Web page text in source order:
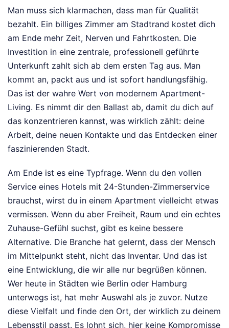
Man muss sich klarmachen, dass man für Qualität
bezahlt. Ein billiges Zimmer am Stadtrand kostet dich
am Ende mehr Zeit, Nerven und Fahrtkosten. Die
Investition in eine zentrale, professionell geführte
Unterkunft zahlt sich ab dem ersten Tag aus. Man
kommt an, packt aus und ist sofort handlungsfähig.
Das ist der wahre Wert von modernem Apartment-
Living. Es nimmt dir den Ballast ab, damit du dich auf
das konzentrieren kannst, was wirklich zählt: deine
Arbeit, deine neuen Kontakte und das Entdecken einer
faszinierenden Stadt.
Am Ende ist es eine Typfrage. Wenn du den vollen
Service eines Hotels mit 24-Stunden-Zimmerservice
brauchst, wirst du in einem Apartment vielleicht etwas
vermissen. Wenn du aber Freiheit, Raum und ein echtes
Zuhause-Gefühl suchst, gibt es keine bessere
Alternative. Die Branche hat gelernt, dass der Mensch
im Mittelpunkt steht, nicht das Inventar. Und das ist
eine Entwicklung, die wir alle nur begrüßen können.
Wer heute in Städten wie Berlin oder Hamburg
unterwegs ist, hat mehr Auswahl als je zuvor. Nutze
diese Vielfalt und finde den Ort, der wirklich zu deinem
Lebensstil passt. Es lohnt sich, hier keine Kompromisse